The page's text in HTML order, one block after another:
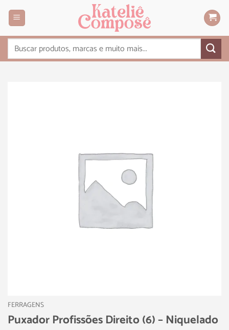
FERRAGENS
Puxador Profissões Direito (6) – Niquelado